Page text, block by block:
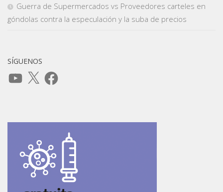
Guerra de Supermercados vs Proveedores carteles en
góndolas contra la especulación y la suba de precios
SÍGUENOS
YouTube
X Facebook